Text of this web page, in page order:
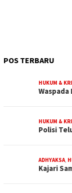
POS TERBARU
HUKUM &
HUKUM &
Polisi
ADHYAKSA,
Kajari